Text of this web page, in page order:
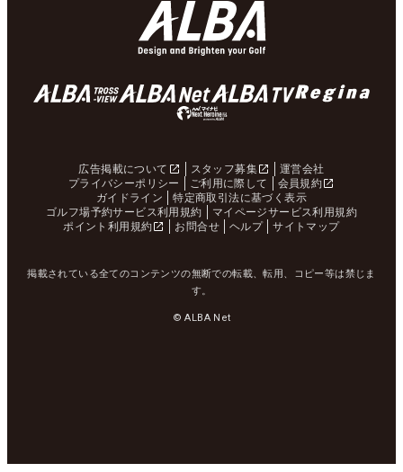
広告掲載について スタッフ募集
運営会社
プライバシーポリシー
ご利用に際して
会員規約
ガイドライン
特定商取引法に基づく表示
ゴルフ場予約サービス利用規約
マイページサービス利用規約
ポイント利用規約
お問合せ ヘルプ サイトマップ
掲載されている全てのコンテンツの無断での転載、転用、コピー等は禁じま
す。
© ALBA Net